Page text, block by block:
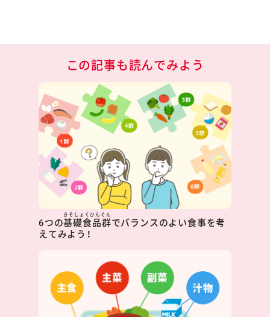
この記事も読んでみよう
6つの基礎食品群
きそしょくひんぐん
でバランスのよい食事を考
えてみよう！